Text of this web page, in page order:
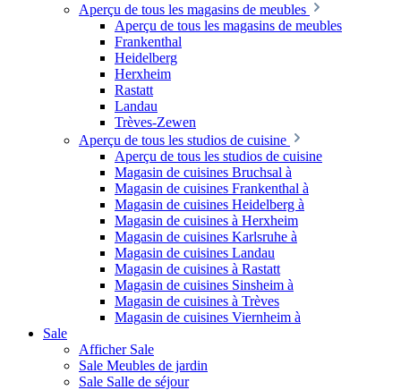
Aperçu de tous les magasins de meubles
Aperçu de tous les magasins de meubles
Frankenthal
Heidelberg
Herxheim
Rastatt
Landau
Trèves-Zewen
Aperçu de tous les studios de cuisine
Aperçu de tous les studios de cuisine
Magasin de cuisines Bruchsal à
Magasin de cuisines Frankenthal à
Magasin de cuisines Heidelberg à
Magasin de cuisines à Herxheim
Magasin de cuisines Karlsruhe à
Magasin de cuisines Landau
Magasin de cuisines à Rastatt
Magasin de cuisines Sinsheim à
Magasin de cuisines à Trèves
Magasin de cuisines Viernheim à
Sale
Afficher Sale
Sale Meubles de jardin
Sale Salle de séjour